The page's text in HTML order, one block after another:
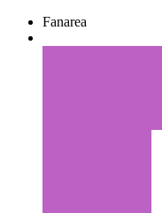
Fanarea